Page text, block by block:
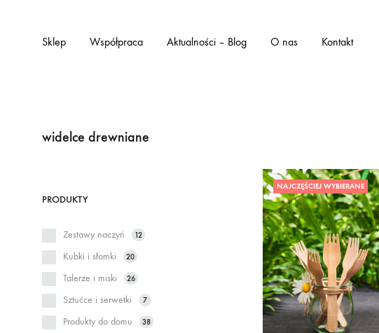
Sklep Współpraca Aktualności – Blog O nas Kontakt
widelce drewniane
NAJCZĘŚCIEJ WYBIERANE
PRODUKTY
Zestawy naczyń 12
Kubki i słomki 20
Talerze i miski 26
Sztućce i serwetki 7
Produkty do domu 38